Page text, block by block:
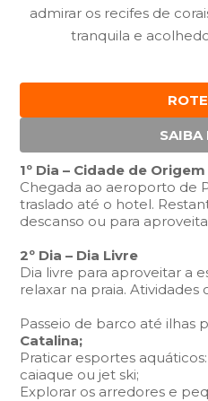
admirar os recifes de
tranquila e
SAIBA
1º Dia – Cidade de
Chegada ao aeroporto de
traslado até o hotel.
descanso ou para
2º Dia – Dia Livre
Dia livre para aproveitar a
relaxar na praia.Atividades
Passeio de barco até ilhas
Catalina;
Praticar esportes
caiaque ou jet ski;
Explorar os arredores e